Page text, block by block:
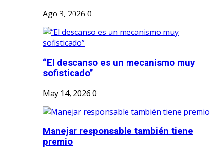
Ago 3, 2026 0
“El descanso es un mecanismo muy
sofisticado”
May 14, 2026 0
Manejar responsable también tiene
premio